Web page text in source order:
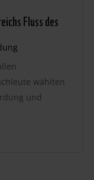
Fluss des
wählten
und